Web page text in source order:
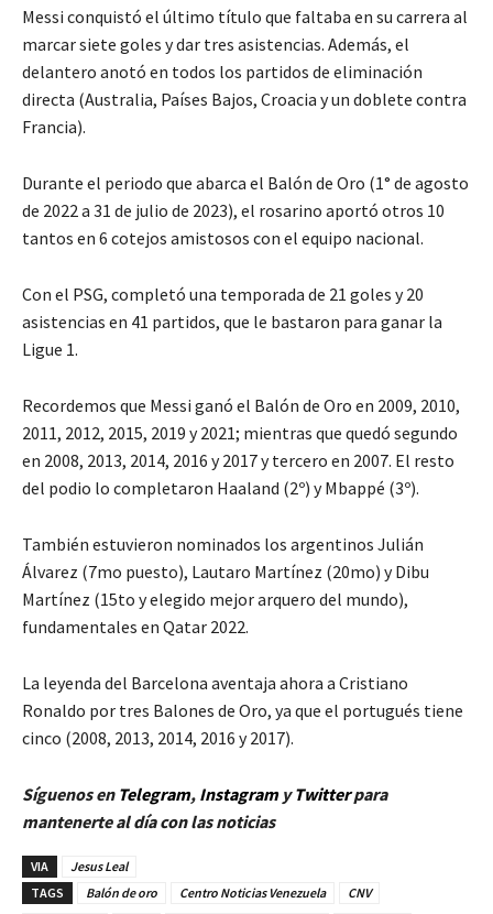
Messi conquistó el último título que faltaba en su carrera al
marcar siete goles y dar tres asistencias. Además, el
delantero anotó en todos los partidos de eliminación
directa (Australia, Países Bajos, Croacia y un doblete contra
Francia).
Durante el periodo que abarca el Balón de Oro (1° de agosto
de 2022 a 31 de julio de 2023), el rosarino aportó otros 10
tantos en 6 cotejos amistosos con el equipo nacional.
Con el PSG, completó una temporada de 21 goles y 20
asistencias en 41 partidos, que le bastaron para ganar la
Ligue 1.
Recordemos que Messi ganó el Balón de Oro en 2009, 2010,
2011, 2012, 2015, 2019 y 2021; mientras que quedó segundo
en 2008, 2013, 2014, 2016 y 2017 y tercero en 2007. El resto
del podio lo completaron Haaland (2º) y Mbappé (3º).
También estuvieron nominados los argentinos Julián
Álvarez (7mo puesto), Lautaro Martínez (20mo) y Dibu
Martínez (15to y elegido mejor arquero del mundo),
fundamentales en Qatar 2022.
La leyenda del Barcelona aventaja ahora a Cristiano
Ronaldo por tres Balones de Oro, ya que el portugués tiene
cinco (2008, 2013, 2014, 2016 y 2017).
Síguenos en Telegram, InstagramyTwitterpara
mantenerte al día con las noticias
VIA
Jesus Leal
TAGS
Balón de oro Centro Noticias Venezuela
CNV